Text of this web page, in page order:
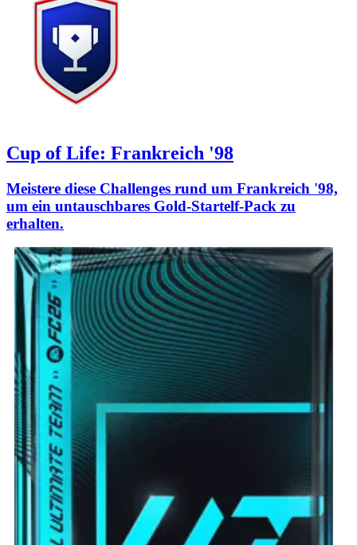
Cup of Life: Frankreich '98
Meistere diese Challenges rund um Frankreich '98,
um ein untauschbares Gold-Startelf-Pack zu
erhalten.